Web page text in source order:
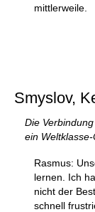
mittlerweile.
Smyslov,
Die
ein
Rasmus:
lernen. Ich
nicht der
schnell